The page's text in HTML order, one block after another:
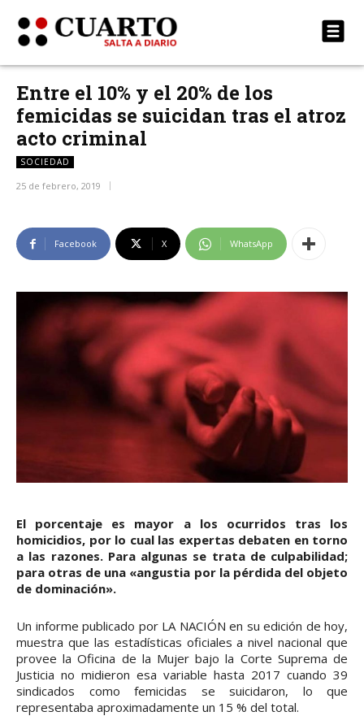
Entre el 10% y el 20% de los
femicidas se suicidan tras el atroz
acto criminal
SOCIEDAD
25 de febrero, 2019
Facebook X WhatsApp
El porcentaje es mayor a los ocurridos tras los
homicidios, por lo cual las expertas debaten en torno
a las razones. Para algunas se trata de culpabilidad;
para otras de una «angustia por la pérdida del objeto
de dominación».
Un informe publicado por LA NACIÓN en su edición de hoy,
muestra que las estadísticas oficiales a nivel nacional que
provee la Oficina de la Mujer bajo la Corte Suprema de
Justicia no midieron esa variable hasta 2017 cuando 39
sindicados como femicidas se suicidaron, lo que
representaba aproximadamente un 15 % del total.